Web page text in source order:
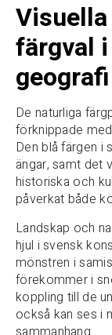
färgval
geografi
De naturliga
förknippade
Den blå färgen i
ängar, samt det
historiska och
påverkat både
Landskap och
hjul i svensk
mönstren i
förekommer i
koppling till de
också kan ses i